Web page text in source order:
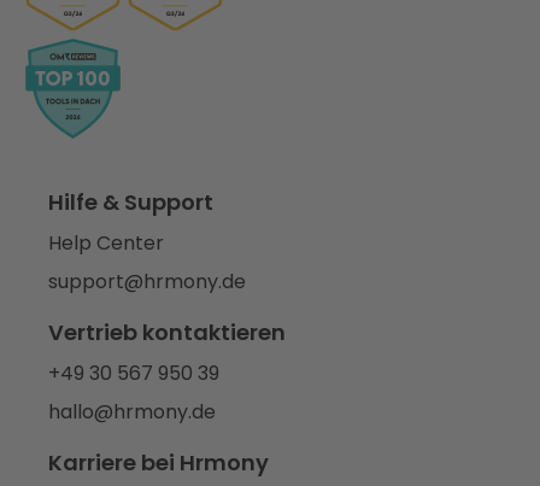
Hilfe & Support
Help Center
support@hrmony.de
Vertrieb kontaktieren
+49 30 567 950 39
hallo@hrmony.de
Karriere bei Hrmony